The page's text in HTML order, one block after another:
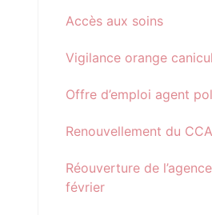
Accès aux soins
Vigilance orange
Offre d’emploi agent
Renouvellement du
Réouverture de
février